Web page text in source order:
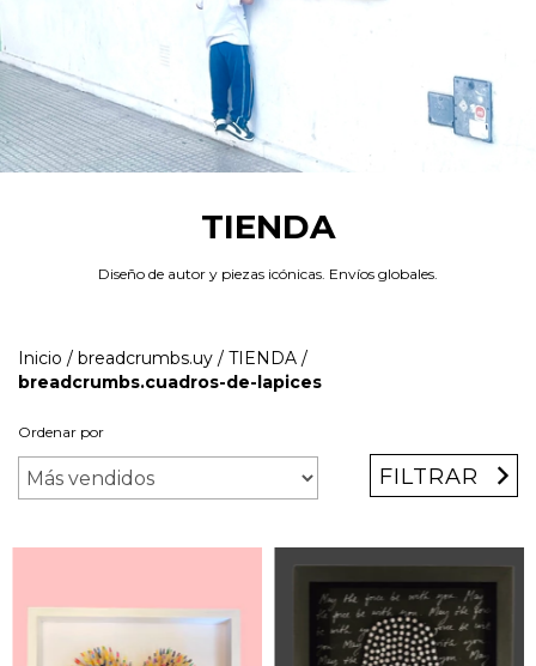
TIENDA
Diseño de autor y piezas icónicas. Envíos globales.
Inicio / breadcrumbs.uy / TIENDA /
breadcrumbs.cuadros-de-lapices
Ordenar por
FILTRAR